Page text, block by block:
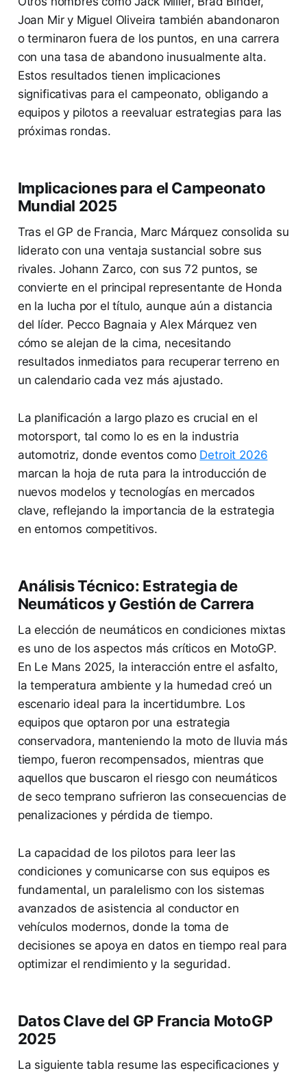
Joan Mir y Miguel Oliveira también abandonaron
o terminaron fuera de los puntos, en una carrera
con una tasa de abandono inusualmente alta.
Estos resultados tienen implicaciones
significativas para el campeonato, obligando a
equipos y pilotos a reevaluar estrategias para las
próximas rondas.
Implicaciones para el Campeonato
Mundial 2025
Tras el GP de Francia, Marc Márquez consolida su
liderato con una ventaja sustancial sobre sus
rivales. Johann Zarco, con sus 72 puntos, se
convierte en el principal representante de Honda
en la lucha por el título, aunque aún a distancia
del líder. Pecco Bagnaia y Alex Márquez ven
cómo se alejan de la cima, necesitando
resultados inmediatos para recuperar terreno en
un calendario cada vez más ajustado.
La planificación a largo plazo es crucial en el
motorsport, tal como lo es en la industria
automotriz, donde eventos como Detroit 2026
marcan la hoja de ruta para la introducción de
nuevos modelos y tecnologías en mercados
clave, reflejando la importancia de la estrategia
en entornos competitivos.
Análisis Técnico: Estrategia de
Neumáticos y Gestión de Carrera
La elección de neumáticos en condiciones mixtas
es uno de los aspectos más críticos en MotoGP.
En Le Mans 2025, la interacción entre el asfalto,
la temperatura ambiente y la humedad creó un
escenario ideal para la incertidumbre. Los
equipos que optaron por una estrategia
conservadora, manteniendo la moto de lluvia más
tiempo, fueron recompensados, mientras que
aquellos que buscaron el riesgo con neumáticos
de seco temprano sufrieron las consecuencias de
penalizaciones y pérdida de tiempo.
La capacidad de los pilotos para leer las
condiciones y comunicarse con sus equipos es
fundamental, un paralelismo con los sistemas
avanzados de asistencia al conductor en
vehículos modernos, donde la toma de
decisiones se apoya en datos en tiempo real para
optimizar el rendimiento y la seguridad.
Datos Clave del GP Francia MotoGP
2025
La siguiente tabla resume las especificaciones y